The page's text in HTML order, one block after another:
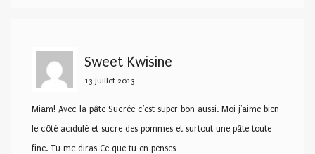
Sweet Kwisine
13 juillet 2013
Miam! Avec la pâte Sucrée c'est super bon aussi. Moi j'aime bien
le côté acidulé et sucre des pommes et surtout une pâte toute
fine. Tu me diras Ce que tu en penses